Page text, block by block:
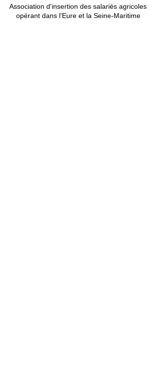
Association d'insertion des salariés agricoles
opérant dans l'Eure et la Seine-Maritime